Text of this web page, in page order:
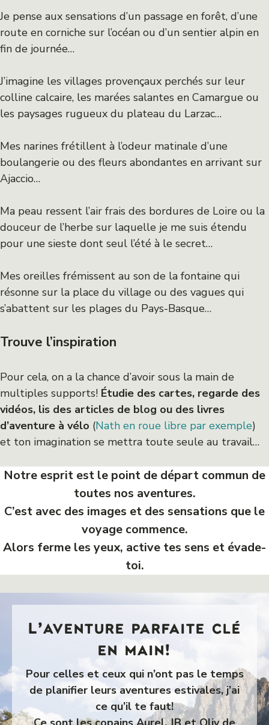
Je pense aux sensations d’un passage en forêt, d’une
route en corniche sur l’océan ou d’un sentier alpin en
fin de journée…
J’imagine les villages provençaux perchés sur leur
colline calcaire, les marées salantes en Camargue ou
les paysages rugueux du plateau du Larzac…
Mes narines frétillent à l’odeur matinale d’une
boulangerie ou des fleurs abondantes en arrivant sur
Ajaccio…
Ma peau ressent l’air frais des bordures de Loire ou la
douceur de l’herbe sur laquelle je me suis étendu
pour une sieste dont seul l’été à le secret…
Mes oreilles frémissent au son de la fontaine qui
résonne sur la place du village ou des vagues qui
s’abattent sur les plages du Pays-Basque…
Trouve l’inspiration
Pour cela, on a la chance d’avoir sous la main de
multiples supports! Étudie des cartes, regarde des
vidéos, lis des articles de blog ou des livres
d’aventure à vélo (Nath en roue libre par exemple)
et ton imagination se mettra toute seule au travail…
Notre esprit est le point de départ commun de
toutes nos aventures.
C’est avec des images et des sensations que le
voyage commence.
Alors ferme les yeux, active tes sens et évade-
toi.
L’aventure parfaite clé
en main!
Pour celles et ceux qui n’ont pas le temps
de planifier leurs aventures estivales, j’ai
ce qu’il te faut!